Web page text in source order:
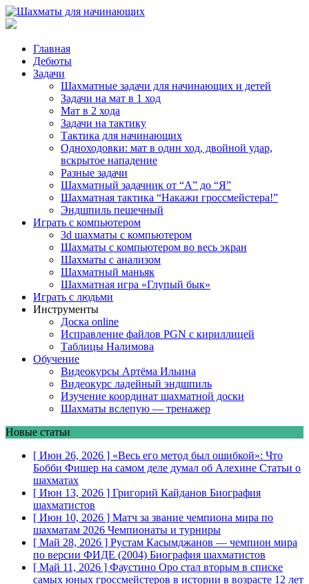
Главная
Дебюты
Задачи
Шахматные задачи для начинающих и детей
Задачи на мат в 1 ход
Мат в 2 хода
Задачи на тактику
Тактика для начинающих
Одноходовки: мат в один ход, двойной удар,
вскрытое нападение
Разные задачи
Шахматный задачник от “А” до “Я”
Шахматная тактика “Накажи гроссмейстера!”
Эндшпиль пешечный
Играть с компьютером
3d шахматы с компьютером
Шахматы с компьютером во весь экран
Шахматы с анализом
Шахматный маньяк
Шахматная игра «Глупый бык»
Играть с людьми
Инструменты
Доска online
Исправление файлов PGN с кириллицей
Таблицы Налимова
Обучение
Видеокурсы Артёма Ильина
Видеокурс ладейный эндшпиль
Изучение координат шахматной доски
Шахматы вслепую — тренажер
Новые статьи
[ Июн 26, 2026 ] «Весь его метод был ошибкой»: Что
Бобби Фишер на самом деле думал об Алехине Статьи о
шахматах
[ Июн 13, 2026 ] Григорий Кайданов Биография
шахматистов
[ Июн 10, 2026 ] Матч за звание чемпиона мира по
шахматам 2026 Чемпионаты и турниры
[ Май 28, 2026 ] Рустам Касымджанов — чемпион мира
по версии ФИДЕ (2004) Биография шахматистов
[ Май 11, 2026 ] Фаустино Оро стал вторым в списке
самых юных гроссмейстеров в истории в возрасте 12 лет